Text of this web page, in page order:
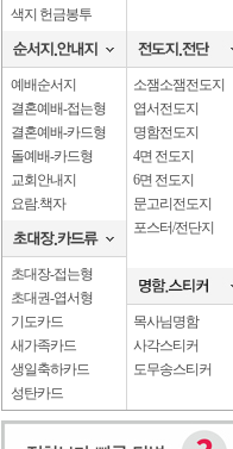
색지 헌금봉투
예배순서지
결혼예배-접는형
결혼예배-카드형
돌예배-카드형
교회안내지
요람.책자
초대장-접는형
초대권-엽서형
기도카드
새가족카드
생일축하카드
성탄카드
소잼소잼전도지
엽서전도지
명함전도지
4면 전도지
6면 전도지
문고리전도지
포스터/전단지
목사님명함
사각스티커
도무송스티커